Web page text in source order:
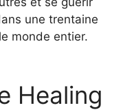
une trentaine
monde entier.
Healing